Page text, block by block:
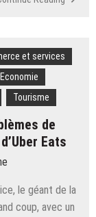
et services
Economie
Tourisme
de
Eats
le géant de la
coup, avec un